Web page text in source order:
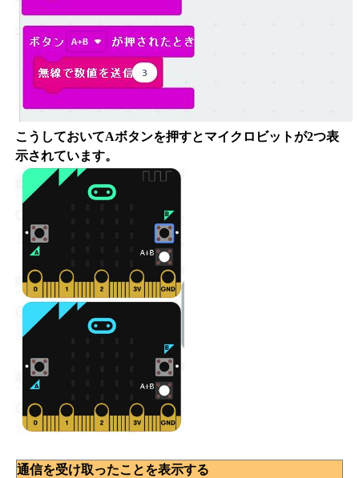
こうしておいてAボタンを押すとマイクロビットが2つ表
示されています。
通信を受け取ったことを表示する